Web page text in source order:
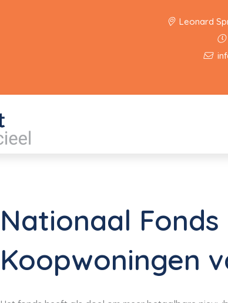
Leonard
Nationaal
Koopwoningen